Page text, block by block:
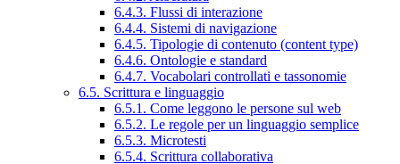
6.4.3. Flussi di interazione
6.4.4. Sistemi di navigazione
6.4.5. Tipologie di contenuto (content type)
6.4.6. Ontologie e standard
6.4.7. Vocabolari controllati e tassonomie
6.5. Scrittura e linguaggio
6.5.1. Come leggono le persone sul web
6.5.2. Le regole per un linguaggio semplice
6.5.3. Microtesti
6.5.4. Scrittura collaborativa